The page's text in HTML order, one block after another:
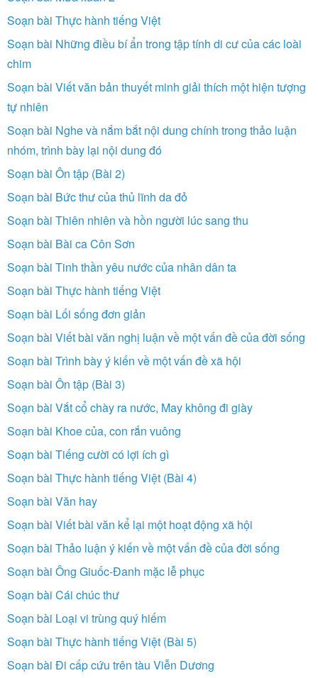
Soạn bài Thực hành tiếng Việt
Soạn bài Những điều bí ẩn trong tập tính di cư của các loài
chim
Soạn bài Viết văn bản thuyết minh giải thích một hiện tượng
tự nhiên
Soạn bài Nghe và nắm bắt nội dung chính trong thảo luận
nhóm, trình bày lại nội dung đó
Soạn bài Ôn tập (Bài 2)
Soạn bài Bức thư của thủ lĩnh da đỏ
Soạn bài Thiên nhiên và hồn người lúc sang thu
Soạn bài Bài ca Côn Sơn
Soạn bài Tinh thần yêu nước của nhân dân ta
Soạn bài Thực hành tiếng Việt
Soạn bài Lối sống đơn giản
Soạn bài Viết bài văn nghị luận về một vấn đề của đời sống
Soạn bài Trình bày ý kiến về một vấn đề xã hội
Soạn bài Ôn tập (Bài 3)
Soạn bài Vắt cổ chày ra nước, May không đi giày
Soạn bài Khoe của, con rắn vuông
Soạn bài Tiếng cười có lợi ích gì
Soạn bài Thực hành tiếng Việt (Bài 4)
Soạn bài Văn hay
Soạn bài Viết bài văn kể lại một hoạt động xã hội
Soạn bài Thảo luận ý kiến về một vấn đề của đời sống
Soạn bài Ông Giuốc-Đanh mặc lễ phục
Soạn bài Cái chúc thư
Soạn bài Loại vi trùng quý hiếm
Soạn bài Thực hành tiếng Việt (Bài 5)
Soạn bài Đi cấp cứu trên tàu Viễn Dương